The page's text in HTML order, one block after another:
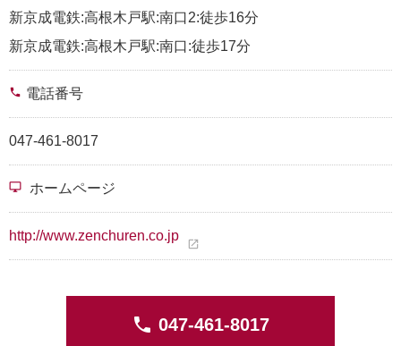
新京成電鉄:高根木戸駅:南口2:徒歩16分
新京成電鉄:高根木戸駅:南口:徒歩17分
phone 電話番号
047-461-8017
desktop_windows ホームページ
http://www.zenchuren.co.jp
open_in_new
phone 047-461-8017